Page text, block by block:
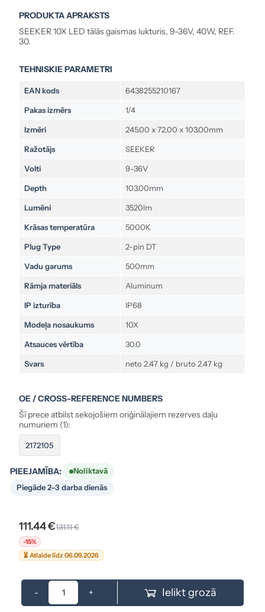
PRODUKTA APRAKSTS
SEEKER 10X LED tālās gaismas lukturis, 9-36V, 40W, REF.
30.
TEHNISKIE PARAMETRI
EAN kods 6438255210167
Pakas izmērs 1/4
Izmēri 245.00 x 72.00 x 103.00mm
Ražotājs SEEKER
Volti 9-36V
Depth 103.00mm
Lumēni 3520lm
Krāsas temperatūra 5000K
Plug Type 2-pin DT
Vadu garums 500mm
Rāmja materiāls Aluminum
IP izturība IP68
Modeļa nosaukums 10X
Atsauces vērtība 30.0
Svars neto 2.47 kg / bruto 2.47 kg
OE / CROSS-REFERENCE NUMBERS
Šī prece atbilst sekojošiem oriģinālajiem rezerves daļu
numuriem (1):
2172105
PIEEJAMĪBA:
Noliktavā
Piegāde 2–3 darba dienās
111.44 €131.11 €
-15%
⏳ Atlaide līdz 06.09.2026
- + Ielikt grozā